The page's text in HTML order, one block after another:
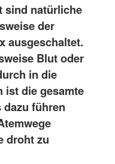
sind natürliche
der
ausgeschaltet.
Blut oder
in die
ist die gesamte
führen
droht zu